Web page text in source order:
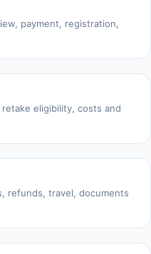
payment, registration,
eligibility, costs and
refunds, travel, documents